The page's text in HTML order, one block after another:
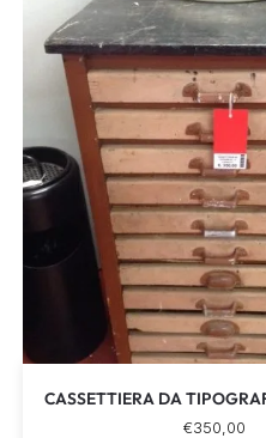
CASSETTIERA DA
€350,00